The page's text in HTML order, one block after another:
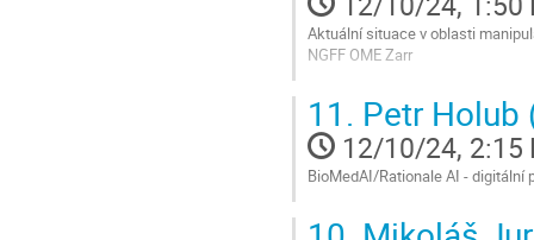
page
Aktuální situace v oblasti
NGFF OME Zarr
to
contribution
page
11. Petr Holub
12/10/24, 2:15
BioMedAI/Rationale AI - digitální
to